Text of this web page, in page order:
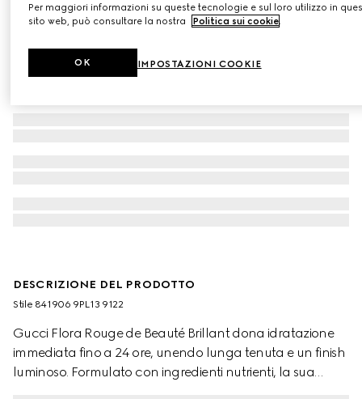
DESCRIZIONE DEL PRODOTTO
Stile ‎841906 9PL13 9122
Gucci Flora Rouge de Beauté Brillant dona idratazione
immediata fino a 24 ore, unendo lunga tenuta e un finish
luminoso. Formulato con ingredienti nutrienti, la sua
Per maggiori informazioni su queste tecnologie e sul loro utilizzo in
sito web, può consultare la nostra
Politica sui cookie.
IMPOSTAZIONI COOKIE
OK